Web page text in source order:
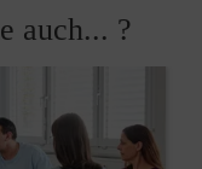
auch... ?